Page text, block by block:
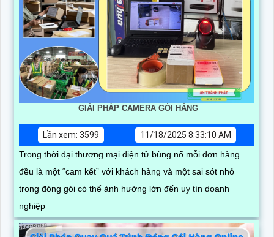
GIẢI PHÁP CAMERA GÓI HÀNG
Lần xem: 3599
11/18/2025 8:33:10 AM
Trong thời đại thương mại điện tử bùng nổ mỗi đơn hàng
đều là một “cam kết” với khách hàng và một sai sót nhỏ
trong đóng gói có thể ảnh hưởng lớn đến uy tín doanh
nghiệp